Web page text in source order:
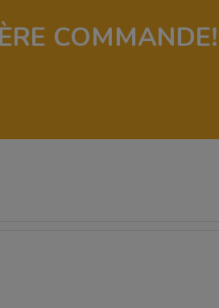
COMMANDE!